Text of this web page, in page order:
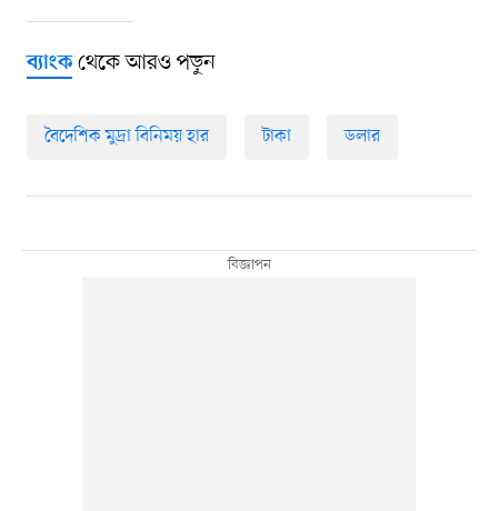
ব্যাংকথেকে আরও পড়ুন
বৈদেশিক মুদ্রা বিনিময় হার টাকা ডলার